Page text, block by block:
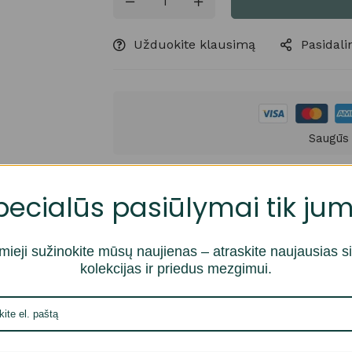
Užduokite klausimą
‘kopetėlių’ tipo siūlai. Spalvingi, blizgūs intarpai
Puikiai tinka lengviems aksesuarams, šalikams,
pasiūlymai tik
sužinokite mūsų naujienas – atraskite naujausias
kolekcijas ir priedus mezgimui.